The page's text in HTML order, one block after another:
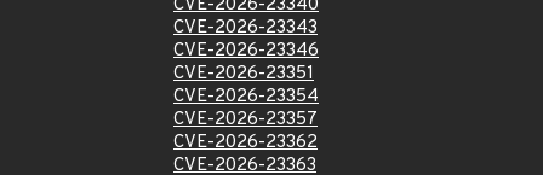
CVE-2026-23340
CVE-2026-23343
CVE-2026-23346
CVE-2026-23351
CVE-2026-23354
CVE-2026-23357
CVE-2026-23362
CVE-2026-23363